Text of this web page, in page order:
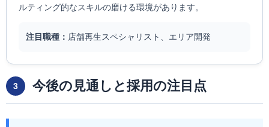
ルティング的なスキルの磨ける環境があります。
注目職種： 店舗再生スペシャリスト、エリア開発
3 今後の見通しと採用の注目点